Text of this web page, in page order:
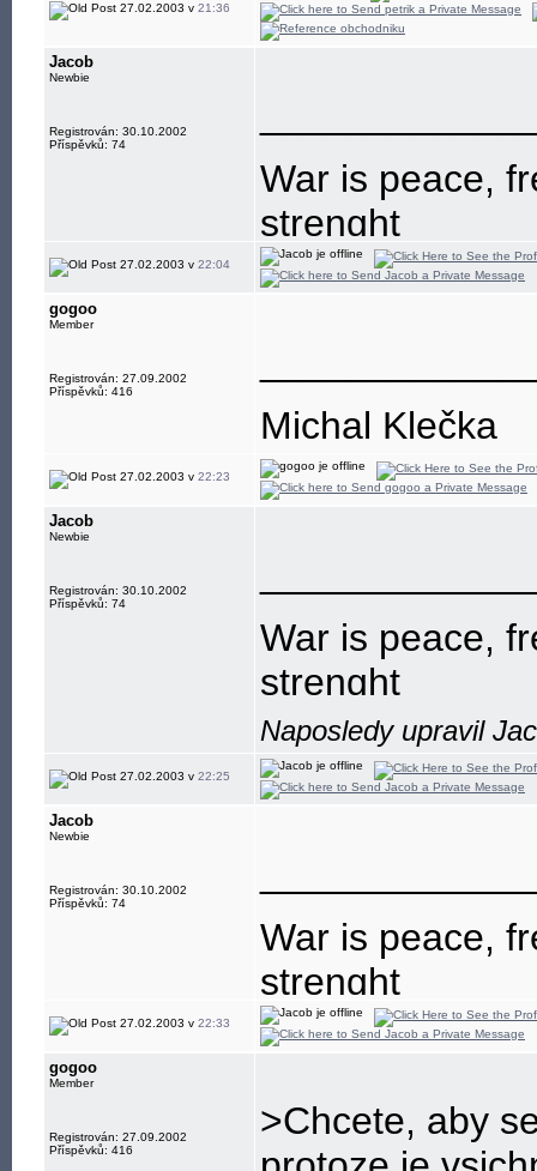
27.02.2003 v 21:36
Jacob
Newbie
Registrován: 30.10.2002
Příspěvků: 74
War is peace,
strenght
27.02.2003 v 22:04
gogoo
Member
Registrován: 27.09.2002
Příspěvků: 416
Michal Klečka
27.02.2003 v 22:23
Jacob
Newbie
Registrován: 30.10.2002
Příspěvků: 74
War is peace,
strenght
Naposledy upravil
27.02.2003 v 22:25
Jacob
Newbie
Registrován: 30.10.2002
Příspěvků: 74
War is peace,
strenght
27.02.2003 v 22:33
gogoo
Member
Registrován: 27.09.2002
Příspěvků: 416
>Chcete, aby